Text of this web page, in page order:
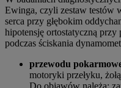
Ewinga, czyli zestaw testów
serca przy głębokim
hipotensję ortostatyczną
podczas ściskania
przewodu
motoryki przełyku,